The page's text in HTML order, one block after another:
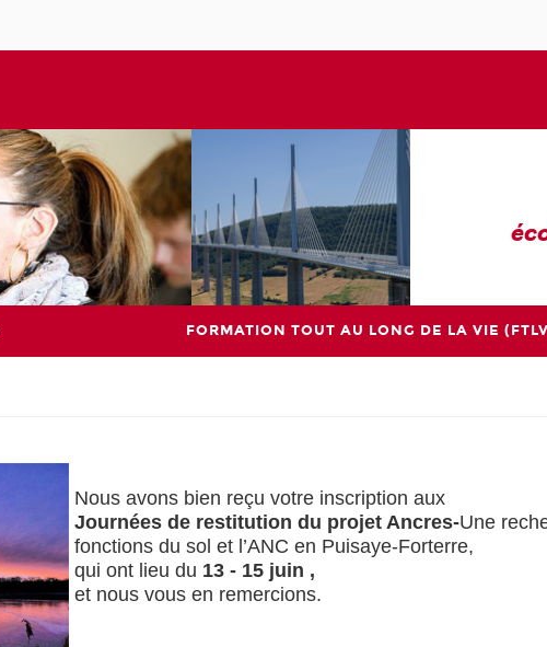
FORMATION TOUT AU LONG DE LA VIE
Nous avons bien reçu votre inscription aux
Journées de restitution du projet Ancres-Une
fonctions du sol et l’ANC en Puisaye-Forterre,
qui ont lieu du 13 - 15 juin ,
et nous vous en remercions.